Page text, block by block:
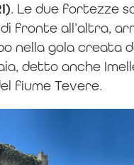
. Le due fortezze
di fronte all’altra,
nella gola creata
detto anche
fiume Tevere.